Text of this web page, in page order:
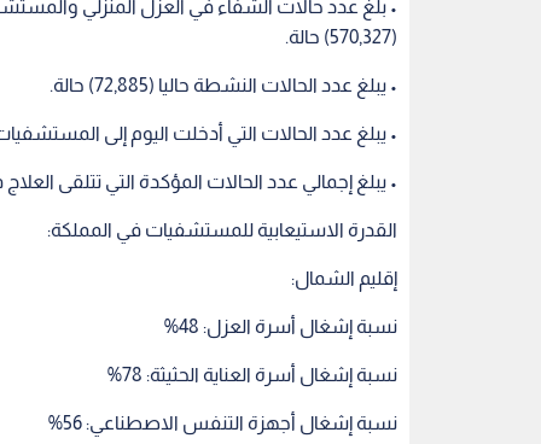
(570,327) حالة.
• يبلغ عدد الحالات النشطة حاليا (72,885) حالة.
• يبلغ عدد الحالات التي أدخلت اليوم إلى المستشفيات (353) حالة، فيما غادرت (297)
• يبلغ إجمالي عدد الحالات المؤكدة التي تتلقى العلاج في
القدرة الاستيعابية للمستشفيات في المملكة:
إقليم الشمال:
نسبة إشغال أسرة العزل: 48%
نسبة إشغال أسرة العناية الحثيثة: 78%
نسبة إشغال أجهزة التنفس الاصطناعي: 56%